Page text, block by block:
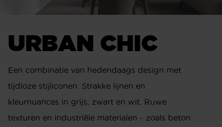
URBAN CHIC
Een combinatie van hedendaags design met
tijdloze stijliconen. Strakke lijnen en
kleurnuances in grijs, zwart en wit. Ruwe
texturen en industriële materialen - zoals beton